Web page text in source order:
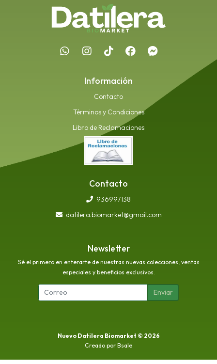
Información
Contacto
Términos y Condiciones
Libro de Reclamaciones
Contacto
936997138
datilera.biomarket@gmail.com
Newsletter
Sé el primero en enterarte de nuestras nuevas colecciones, ventas
especiales y beneficios exclusivos.
Enviar
Nuevo Datilera Biomarket © 2026
Creado por Bsale